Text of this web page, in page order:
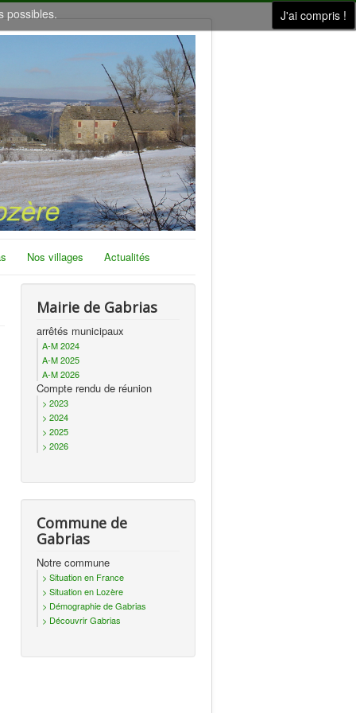
possibles. J'ai compris !
Nos villages Actualités
Mairie de Gabrias
arrêtés municipaux
A-M 2024
A-M 2025
A-M 2026
Compte rendu de réunion
> 2023
> 2024
> 2025
> 2026
Commune de
Gabrias
Notre commune
> Situation en France
> Situation en Lozère
> Démographie de Gabrias
> Découvrir Gabrias